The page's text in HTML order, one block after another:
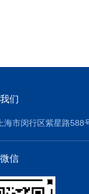
们
上海市闵行区紫星路588
信